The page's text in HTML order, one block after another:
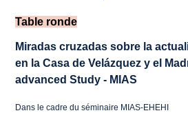
Table ronde
Miradas cruzadas sobre la
en la Casa de Velázquez y el
advanced Study - MIAS
Dans le cadre du séminaire MIAS-EHEHI